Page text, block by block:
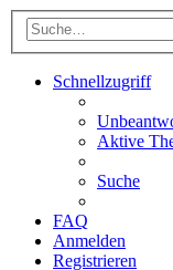
Schnellzugriff
Aktive
Suche
FAQ
Anmelden
Registrieren